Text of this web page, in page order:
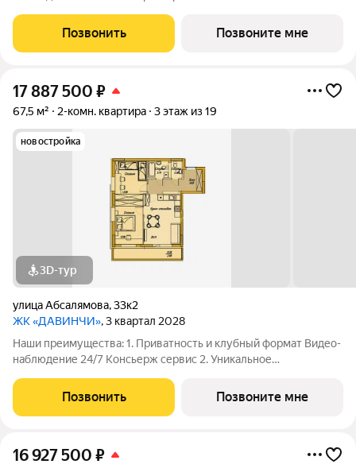
этаже Библиотека Спортивная зона Детский уголок 3.
Комфортный паркинг Закрытый паркинг на 1
Позвонить Позвоните мне
17 887 500 ₽
67,5 м² 2-комн. квартира 3 этаж из 19
новостройка
3D-тур
улица Абсалямова,33к2
ЖК «ДАВИНЧИ», 3 квартал 2028
Наши преимущества: 1. Приватность и клубный формат Видео-
наблюдение 24/7 Консьерж сервис 2. Уникальное
этаже Библиотека Спортивная зона Детский уголок 3.
Комфортный паркинг Закрытый паркинг на 1
Позвонить Позвоните мне
16 927 500 ₽